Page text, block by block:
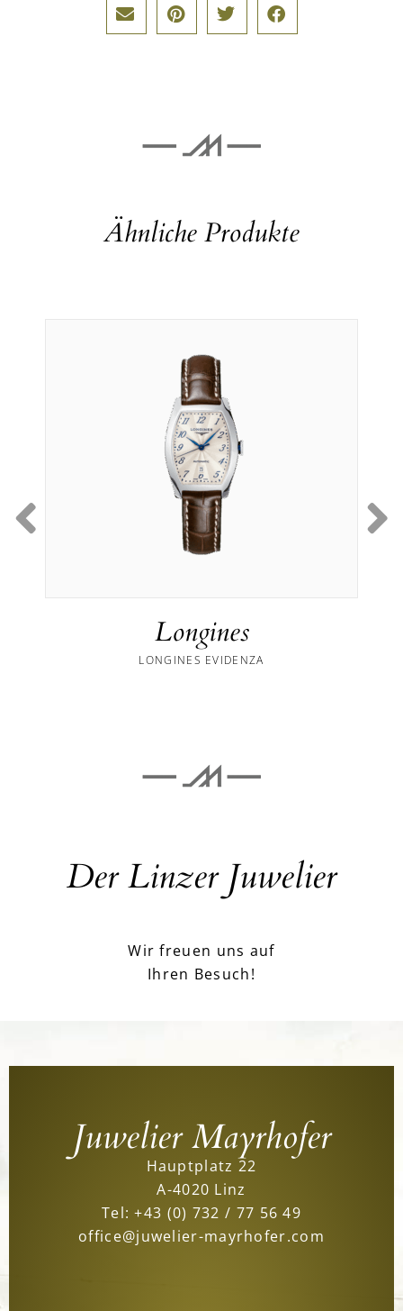
Ähnliche Produkte
Longines
LONGINES EVIDENZA
Der Linzer Juwelier
Wir freuen uns auf
Ihren Besuch!
Juwelier Mayrhofer
Hauptplatz 22
A-4020 Linz
Tel:+43 (0) 732 / 77 56 49
office@juwelier-mayrhofer.com